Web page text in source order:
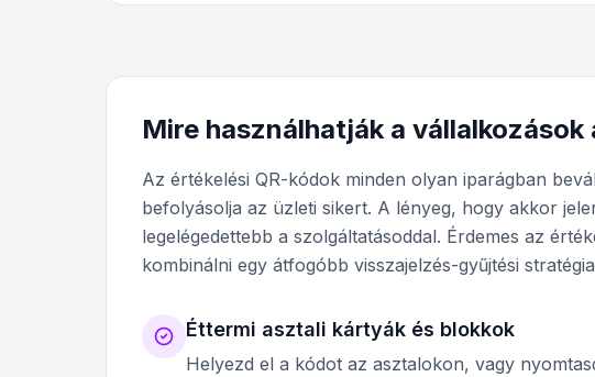
Mire használhatják a
Az értékelési QR-kódok minden olyan iparágban
befolyásolja az üzleti sikert. A lényeg, hogy akkor
legelégedettebb a szolgáltatásoddal. Érdemes az
kombinálni egy átfogóbb visszajelzés-gyűjtési
Éttermi asztali kártyák és blokkok
Helyezd el a kódot az asztalokon, vagy